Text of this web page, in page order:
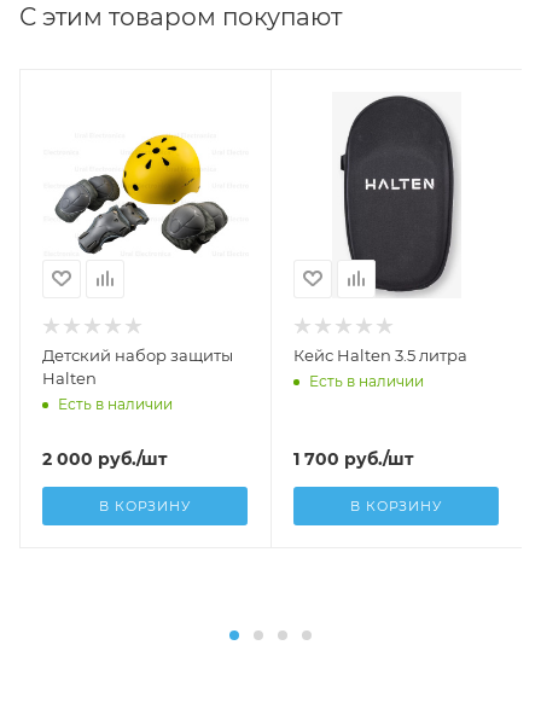
С этим товаром покупают
Детский набор защиты
Halten
Есть в наличии
2 000 руб./шт
В КОРЗИНУ
Кейс Halten 3.5 литра
Есть в наличии
1 700 руб./шт
В КОРЗИНУ